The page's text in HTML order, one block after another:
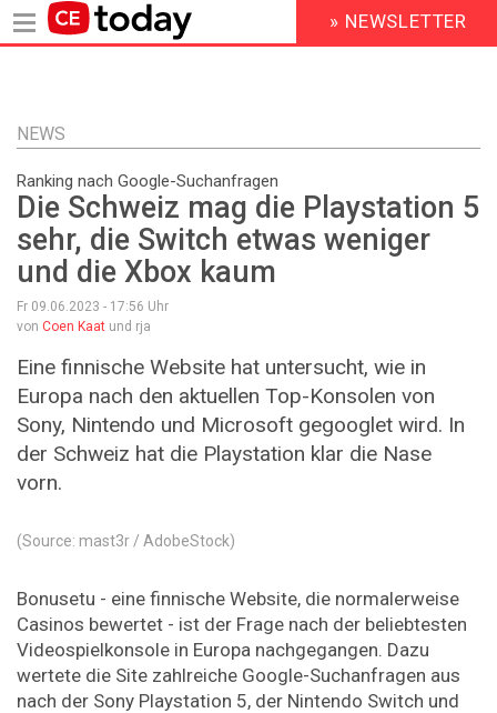
Inhalt
HEADER
MENU
» NEWSLETTER
NEWS
Ranking nach Google-Suchanfragen
Die Schweiz mag die Playstation 5
sehr, die Switch etwas weniger
und die Xbox kaum
Fr 09.06.2023 - 17:56 Uhr
von Coen Kaat und rja
Eine finnische Website hat untersucht, wie in
Europa nach den aktuellen Top-Konsolen von
Sony, Nintendo und Microsoft gegooglet wird. In
der Schweiz hat die Playstation klar die Nase
vorn.
(Source: mast3r / AdobeStock)
Bonusetu - eine finnische Website, die normalerweise
Casinos bewertet - ist der Frage nach der beliebtesten
Videospielkonsole in Europa nachgegangen. Dazu
wertete die Site zahlreiche Google-Suchanfragen aus
nach der Sony Playstation 5, der Nintendo Switch und